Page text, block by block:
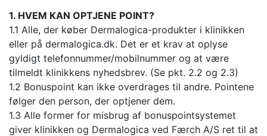
1. HVEM KAN OPTJENE POINT?
1.1 Alle, der køber Dermalogica-produkter i klinikken
eller på dermalogica.dk. Det er et krav at oplyse
gyldigt telefonnummer/mobilnummer og at være
tilmeldt klinikkens nyhedsbrev. (Se pkt. 2.2 og 2.3)
1.2 Bonuspoint kan ikke overdrages til andre. Pointene
følger den person, der optjener dem.
1.3 Alle former for misbrug af bonuspointsystemet
giver klinikken og Dermalogica ved Færch A/S ret til at